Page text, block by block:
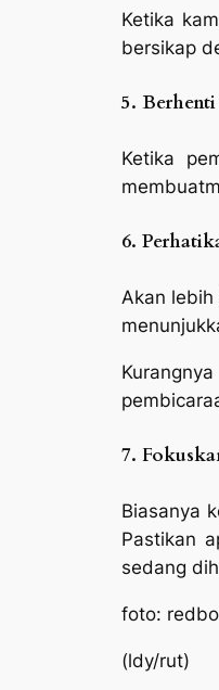
Ketika
bersikap
5.
Ketika
6.
Akan
7.
Biasanya
Pastikan
sedang
foto:
(ldy/rut)